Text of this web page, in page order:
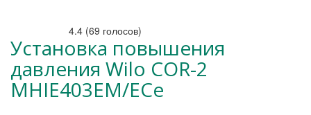
4.4 (69 голосов)
Установка повышения
давления Wilo COR-2
MHIE403EM/ECe